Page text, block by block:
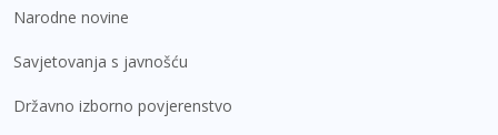
Narodne novine
Savjetovanja s javnošću
Državno izborno povjerenstvo